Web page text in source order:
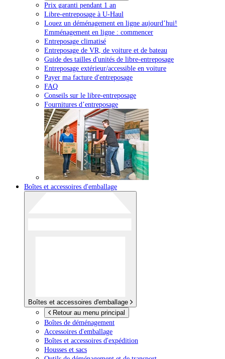
Prix garanti pendant 1 an
Libre-entreposage à U-Haul
Louez un déménagement en ligne aujourd’hui!
Emménagement en ligne : commencer
Entreposage climatisé
Entreposage de VR, de voiture et de bateau
Guide des tailles d'unités de libre-entreposage
Entreposage extérieur/accessible en voiture
Payer ma facture d'entreposage
FAQ
Conseils sur le libre-entreposage
Fournitures d’entreposage
Boîtes et accessoires d'emballage
Boîtes et accessoires d'emballage
Retour au menu principal
Boîtes de déménagement
Accessoires d'emballage
Boîtes et accessoires d'expédition
Housses et sacs